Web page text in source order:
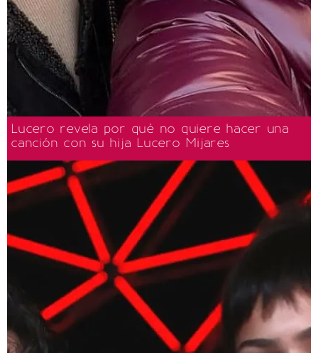
Lucero revela por qué no quiere hacer una
canción con su hija Lucero Mijares